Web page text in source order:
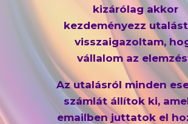
kizárólag akkor
kezdeményezz
visszaigazoltam,
vállalom az
Az utalásról minden
számlát állítok ki,
emailben juttatok el